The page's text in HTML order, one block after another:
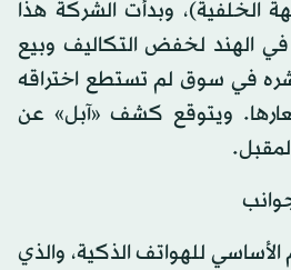
الخلفية)، وبدأت الشركة هذا
في الهند لخفض التكاليف وبيع
في سوق لم تستطع اختراقه
ويتوقع كشف «آبل» عن
للهواتف الذكية، والذي